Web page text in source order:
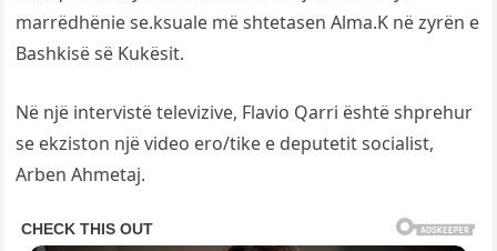
marrëdhënie se.ksuale më shtetasen Alma.K në zyrën e
Bashkisë së Kukësit.
Në një intervistë televizive, Flavio Qarri është shprehur
se ekziston një video ero/tike e deputetit socialist,
Arben Ahmetaj.